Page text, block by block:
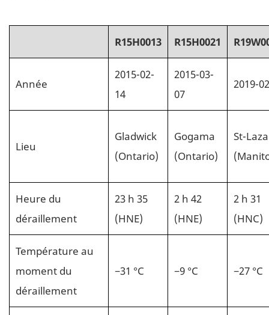
R15H0013 R15H0021
Année
2015-02-
14
2015-03-
07
2019-
Lieu
Gladwick
(Ontario)
Gogama
(Ontario)
St-
Heure du
déraillement
23 h 35
(HNE)
2 h 42
(HNE)
2 h 31
(HNC)
Température au
moment du
déraillement
−31 °C −9 °C −27 °C